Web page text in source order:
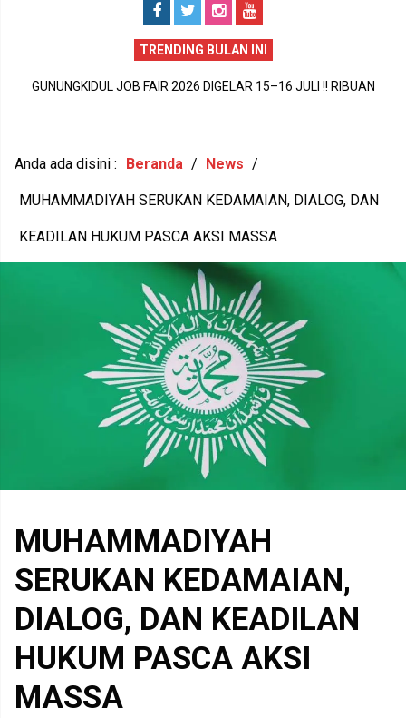
TRENDING BULAN INI
GUNUNGKIDUL PECAH REKOR DUNIA !! 1.588 PEREMPUAN BUMI
Anda ada disini : Beranda / News /
MUHAMMADIYAH SERUKAN KEDAMAIAN, DIALOG, DAN
KEADILAN HUKUM PASCA AKSI MASSA
MUHAMMADIYAH
SERUKAN KEDAMAIAN,
DIALOG, DAN KEADILAN
HUKUM PASCA AKSI
MASSA